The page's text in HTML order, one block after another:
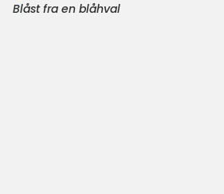
Blåst fra en blåhval